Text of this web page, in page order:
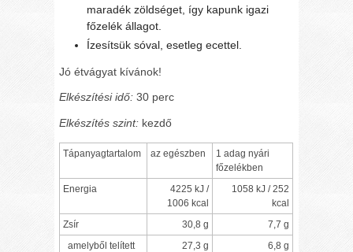
maradék zöldséget, így kapunk igazi
főzelék állagot.
Ízesítsük sóval, esetleg ecettel.
Jó étvágyat kívánok!
Elkészítési idő: 30 perc
Elkészítés szint: kezdő
Tápanyagtartalom az egészben
1 adag nyári
főzelékben
Energia
4225 kJ /
1006 kcal
1058 kJ / 252
kcal
Zsír
30,8 g
7,7 g
amelyből telített
27,3 g 6,8 g